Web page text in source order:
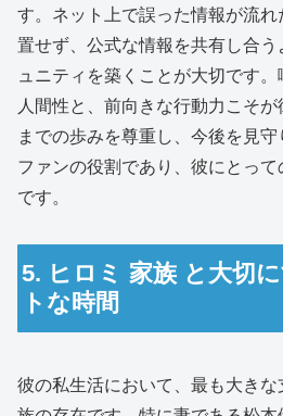
す。ネット上で誤った情報が流
置せず、公式な情報を共有し合う
ュニティを築くことが大切です
人間性と、前向きな行動力こそ
までの歩みを尊重し、今後を見
ファンの役割であり、彼にとっ
です。
5. ヒロミ 家族 と大切
トな時間
彼の私生活において、最も大き